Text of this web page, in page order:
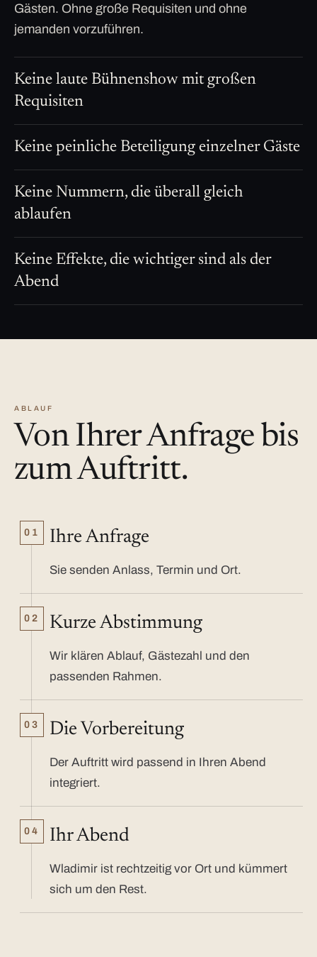
Gästen. Ohne große Requisiten und ohne
jemanden vorzuführen.
Keine laute Bühnenshow mit großen
Requisiten
Keine peinliche Beteiligung einzelner Gäste
Keine Nummern, die überall gleich
ablaufen
Keine Effekte, die wichtiger sind als der
Abend
ABLAUF
Von Ihrer Anfrage bis
zum Auftritt.
01 Ihre Anfrage
Sie senden Anlass, Termin und Ort.
02 Kurze Abstimmung
Wir klären Ablauf, Gästezahl und den
passenden Rahmen.
03 Die Vorbereitung
Der Auftritt wird passend in Ihren Abend
integriert.
04 Ihr Abend
Wladimir ist rechtzeitig vor Ort und kümmert
sich um den Rest.